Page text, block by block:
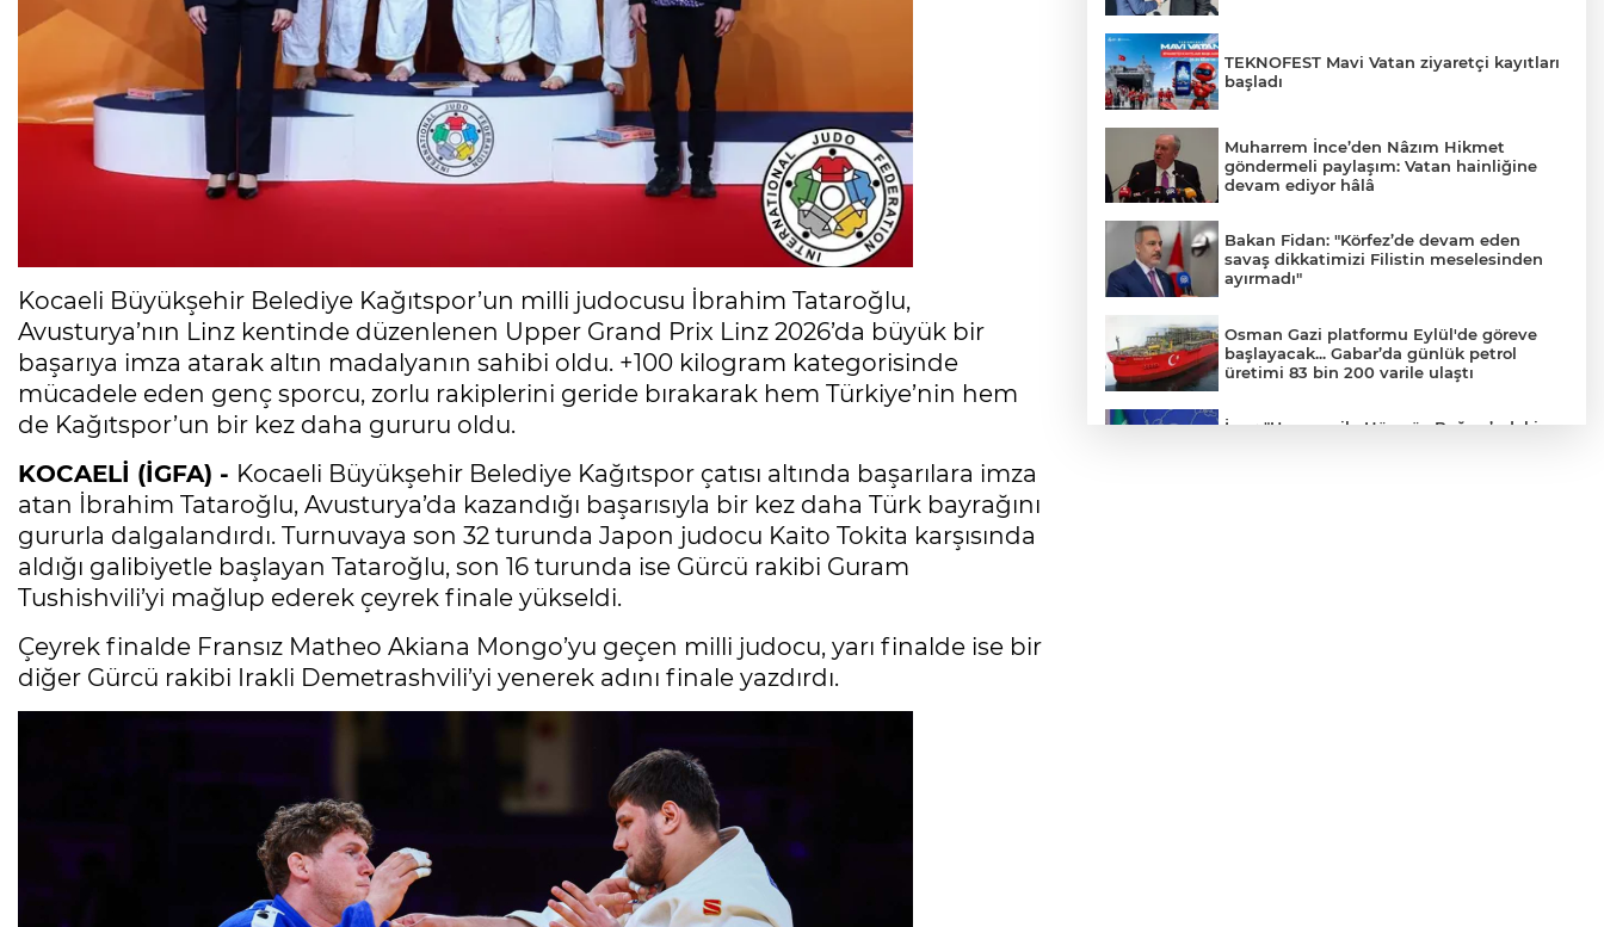
Kocaeli Büyükşehir Belediye Kağıtspor’un milli judocusu İbrahim Tataroğlu,
Avusturya’nın Linz kentinde düzenlenen Upper Grand Prix Linz 2026’da büyük bir
başarıya imza atarak altın madalyanın sahibi oldu. +100 kilogram kategorisinde
mücadele eden genç sporcu, zorlu rakiplerini geride bırakarak hem Türkiye’nin hem
de Kağıtspor’un bir kez daha gururu oldu.
KOCAELİ (İGFA) - Kocaeli Büyükşehir Belediye Kağıtspor çatısı altında başarılara imza
atan İbrahim Tataroğlu, Avusturya’da kazandığı başarısıyla bir kez daha Türk bayrağını
gururla dalgalandırdı. Turnuvaya son 32 turunda Japon judocu Kaito Tokita karşısında
aldığı galibiyetle başlayan Tataroğlu, son 16 turunda ise Gürcü rakibi Guram
Tushishvili’yi mağlup ederek çeyrek finale yükseldi.
Çeyrek finalde Fransız Matheo Akiana Mongo’yu geçen milli judocu, yarı finalde ise bir
diğer Gürcü rakibi Irakli Demetrashvili’yi yenerek adını finale yazdırdı.
TEKNOFEST Mavi Vatan ziyaretçi kayıtları
başladı
Muharrem İnce’den Nâzım Hikmet
göndermeli paylaşım: Vatan hainliğine
devam ediyor hâlâ
Bakan Fidan: "Körfez’de devam eden
savaş dikkatimizi Filistin meselesinden
ayırmadı"
Osman Gazi platformu Eylül'de göreve
başlayacak... Gabar’da günlük petrol
üretimi 83 bin 200 varile ulaştı
İran: "Umman ile Hürmüz Boğazı’ndaki